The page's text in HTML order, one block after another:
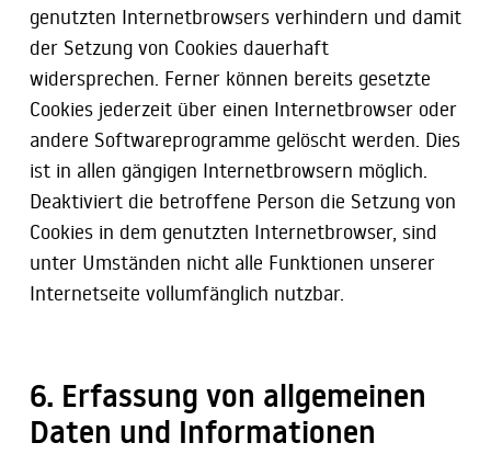
genutzten Internetbrowsers verhindern und damit
der Setzung von Cookies dauerhaft
widersprechen. Ferner können bereits gesetzte
Cookies jederzeit über einen Internetbrowser oder
andere Softwareprogramme gelöscht werden. Dies
ist in allen gängigen Internetbrowsern möglich.
Deaktiviert die betroffene Person die Setzung von
Cookies in dem genutzten Internetbrowser, sind
unter Umständen nicht alle Funktionen unserer
Internetseite vollumfänglich nutzbar.
6. Erfassung von allgemeinen
Daten und Informationen